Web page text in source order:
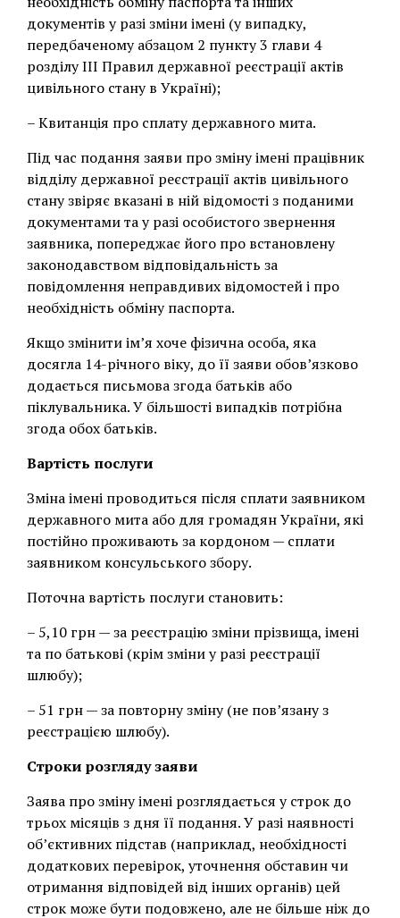
документів у разі зміни імені (у випадку,
передбаченому абзацом 2 пункту 3 глави 4
розділу ІІІ Правил державної реєстрації актів
цивільного стану в Україні);
– Квитанція про сплату державного мита.
Під час подання заяви про зміну імені працівник
відділу державної реєстрації актів цивільного
стану звіряє вказані в ній відомості з поданими
документами та у разі особистого звернення
заявника, попереджає його про встановлену
законодавством відповідальність за
повідомлення неправдивих відомостей і про
необхідність обміну паспорта.
Якщо змінити ім’я хоче фізична особа, яка
досягла 14-річного віку, до її заяви обов’язково
додається письмова згода батьків або
піклувальника. У більшості випадків потрібна
згода обох батьків.
Вартість послуги
Зміна імені проводиться після сплати заявником
державного мита або для громадян України, які
постійно проживають за кордоном — сплати
заявником консульського збору.
Поточна вартість послуги становить:
– 5,10 грн — за реєстрацію зміни прізвища, імені
та по батькові (крім зміни у разі реєстрації
шлюбу);
– 51 грн — за повторну зміну (не пов’язану з
реєстрацією шлюбу).
Строки розгляду заяви
Заява про зміну імені розглядається у строк до
трьох місяців з дня її подання. У разі наявності
об’єктивних підстав (наприклад, необхідності
додаткових перевірок, уточнення обставин чи
отримання відповідей від інших органів) цей
строк може бути подовжено, але не більше ніж до